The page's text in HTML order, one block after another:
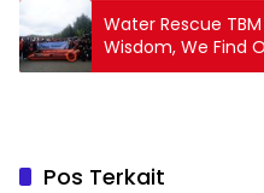
Water Rescue TBM
Wisdom, We Find
Pos Terkait